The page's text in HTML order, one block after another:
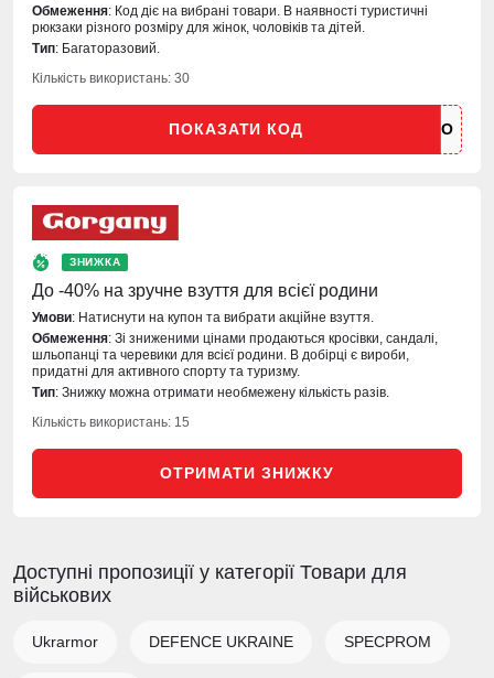
Обмеження: Код діє на вибрані товари. В наявності туристичні
рюкзаки різного розміру для жінок, чоловіків та дітей.
Тип: Багаторазовий.
Кількість використань: 30
ПОКАЗАТИ КОД
ЗНИЖКА
До -40% на зручне взуття для всієї родини
Умови: Натиснути на купон та вибрати акційне взуття.
Обмеження: Зі зниженими цінами продаються кросівки, сандалі,
шльопанці та черевики для всієї родини. В добірці є вироби,
придатні для активного спорту та туризму.
Тип: Знижку можна отримати необмежену кількість разів.
Кількість використань: 15
ОТРИМАТИ ЗНИЖКУ
Доступні пропозиції у категорії Товари для
військових
Ukrarmor DEFENCE UKRAINE SPECPROM